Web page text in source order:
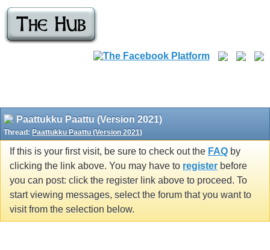
Paattukku Paattu (Version 2021)
Thread: Paattukku Paattu (Version 2021)
If this is your first visit, be sure to check out the FAQ by
clicking the link above. You may have to register before
you can post: click the register link above to proceed. To
start viewing messages, select the forum that you want to
visit from the selection below.